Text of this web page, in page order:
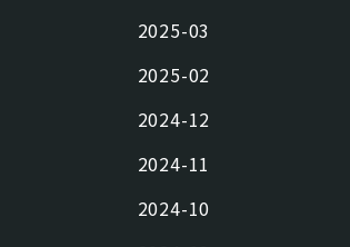
2025-03
2025-02
2024-12
2024-11
2024-10